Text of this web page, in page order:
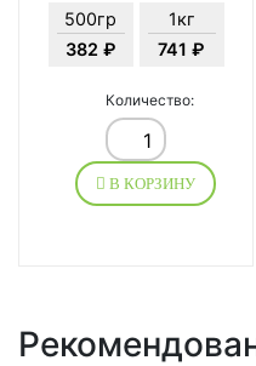
500гр
382 ₽
1кг
741 ₽
Количество:
В КОРЗИНУ